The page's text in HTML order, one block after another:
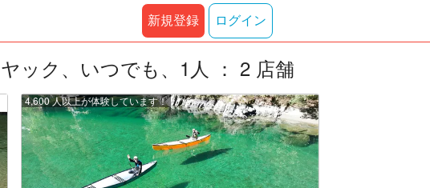
新規登録 ログイン
ック、いつでも、1人 ： 2 店舗
4,600 人以上が体験しています！